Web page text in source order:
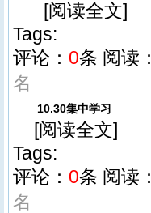
[阅读全文]
Tags:
评论： 0条 阅读：
名
10.30集中学习
[阅读全文]
Tags:
评论： 0条 阅读：
名